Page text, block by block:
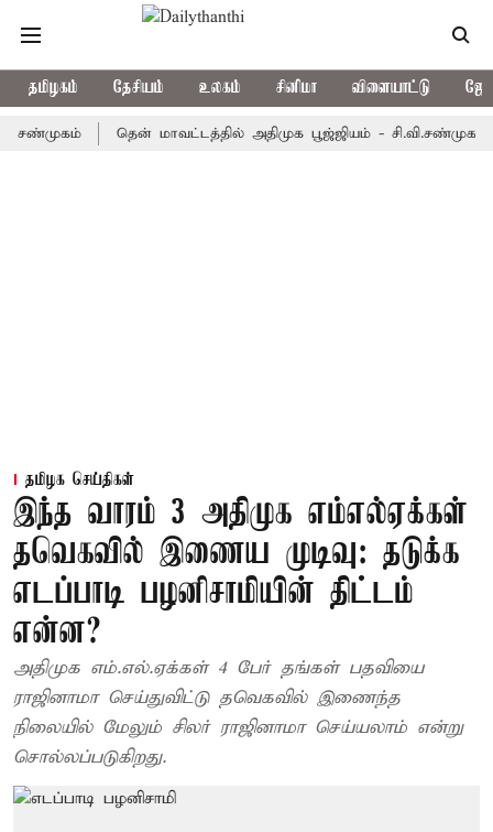
தமிழகம் தேசியம் உலகம் சினிமா விளையாட்டு
தென் மாவட்டத்தில் அதிமுக பூஜ்ஜியம் - சி.வி.சண்முகம்
தமிழக செய்திகள்
இந்த வாரம் 3 அதிமுக எம்எல்ஏக்கள்
தவெகவில் இணைய முடிவு: தடுக்க
எடப்பாடி பழனிசாமியின் திட்டம்
என்ன?
அதிமுக எம்.எல்.ஏக்கள் 4 பேர் தங்கள் பதவியை
ராஜினாமா செய்துவிட்டு தவெகவில் இணைந்த
நிலையில் மேலும் சிலர் ராஜினாமா செய்யலாம் என்று
சொல்லப்படுகிறது.